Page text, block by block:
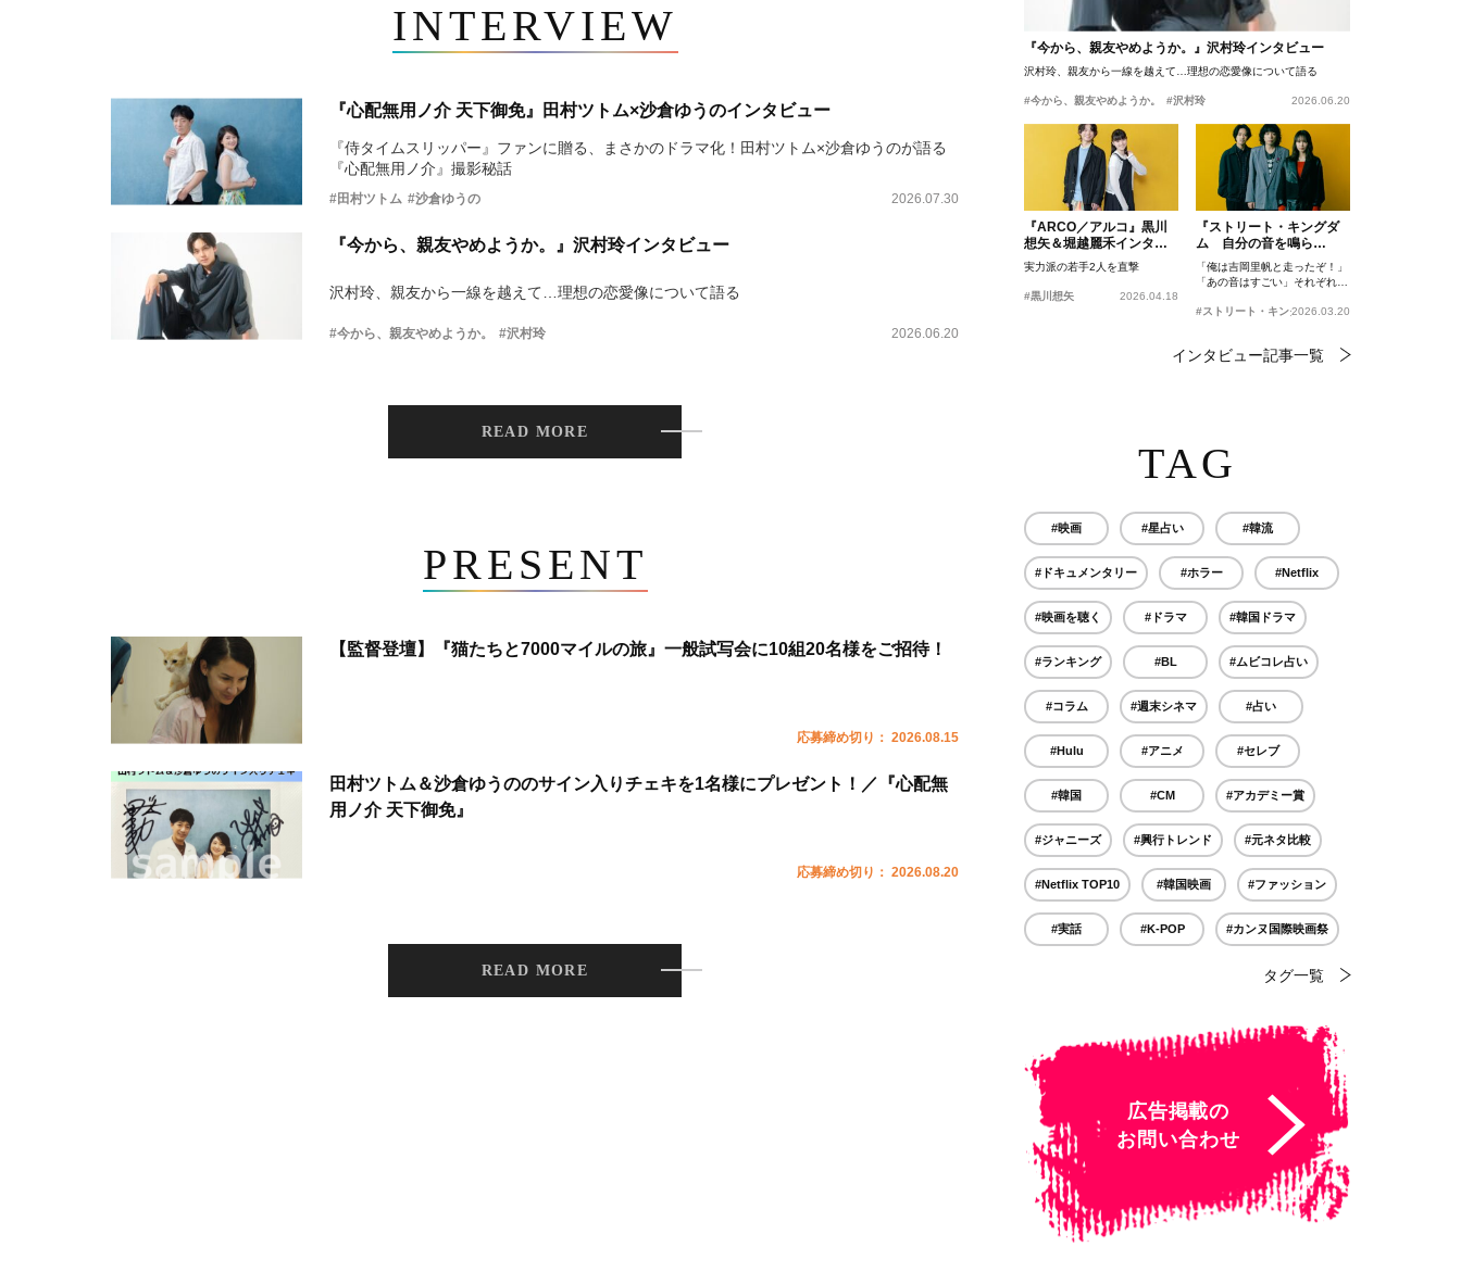
INTERVIEW
『心配無用ノ介 天下御免』田村ツトム×沙倉ゆうのインタビュー
『侍タイムスリッパー』ファンに贈る、まさかのドラマ化！田村ツトム×沙倉ゆうのが語る
『心配無用ノ介』撮影秘話
#田村ツトム #沙倉ゆうの 2026.07.30
『今から、親友やめようか。』沢村玲インタビュー
沢村玲、親友から一線を越えて…理想の恋愛像について語る
#今から、親友やめようか。 #沢村玲 2026.06.20
READ MORE
PRESENT
【監督登壇】『猫たちと7000マイルの旅』一般試写会に10組20名様をご招待！
応募締め切り： 2026.08.15
田村ツトム＆沙倉ゆうののサイン入りチェキを1名様にプレゼント！／『心配無
用ノ介 天下御免』
応募締め切り： 2026.08.20
READ MORE
『今から、親友やめようか。』沢村玲インタビュー
沢村玲、親友から一線を越えて…理想の恋愛像について語る
#今から、親友やめようか。 #沢村玲 2026.06.20
『ARCO／アルコ』黒川
想矢＆堀越麗禾インタビ
ュー
実力派の若手2人を直撃
#黒川想矢 2026.04.18
『ストリート・キングダ
ム 自分の音を鳴ら
せ。』峯田和伸、若葉竜
也、吉岡里帆インタビュ
ー
「俺は吉岡里帆と走ったぞ！」
「あの音はすごい」それぞれの
#ストリート・キングダム 自分の音を鳴らせ。
2026.03.20
インタビュー記事一覧
TAG
#映画 #星占い #韓流
#ドキュメンタリー #ホラー #Netflix
#映画を聴く #ドラマ #韓国ドラマ
#ランキング #BL #ムビコレ占い
#コラム #週末シネマ #占い
#Hulu #アニメ #セレブ
#韓国 #CM #アカデミー賞
#ジャニーズ #興行トレンド #元ネタ比較
#Netflix TOP10 #韓国映画 #ファッション
#実話 #K-POP #カンヌ国際映画祭
タグ一覧
広告掲載の
お問い合わせ